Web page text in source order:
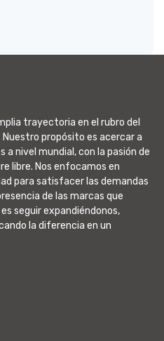
trayectoria en el rubro del
propósito es acercar a
a nivel mundial, con la pasión de
libre. Nos enfocamos en
para satisfacer las demandas
de las marcas que
seguir expandiéndonos,
la diferencia en un